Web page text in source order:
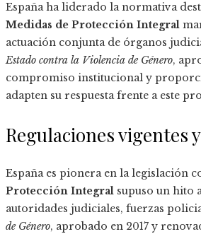
España ha liderado la normativa
Medidas de Protección Integral
actuación conjunta de órganos
Estado contra la Violencia de Género,
compromiso institucional y
adapten su respuesta frente a este
Regulaciones vigentes
España es pionera en la legislación
Protección Integral supuso un hito
autoridades judiciales, fuerzas
de Género, aprobado en 2017 y